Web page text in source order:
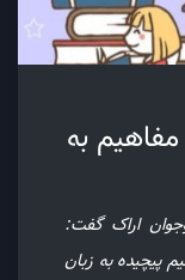
به
اراک گفت:
پیچیده به زبان